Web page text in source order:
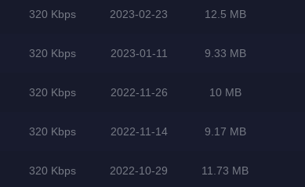
320 Kbps 2023-02-23 12.5 MB
320 Kbps 2023-01-11 9.33 MB
320 Kbps 2022-11-26 10 MB
320 Kbps 2022-11-14 9.17 MB
320 Kbps 2022-10-29 11.73 MB